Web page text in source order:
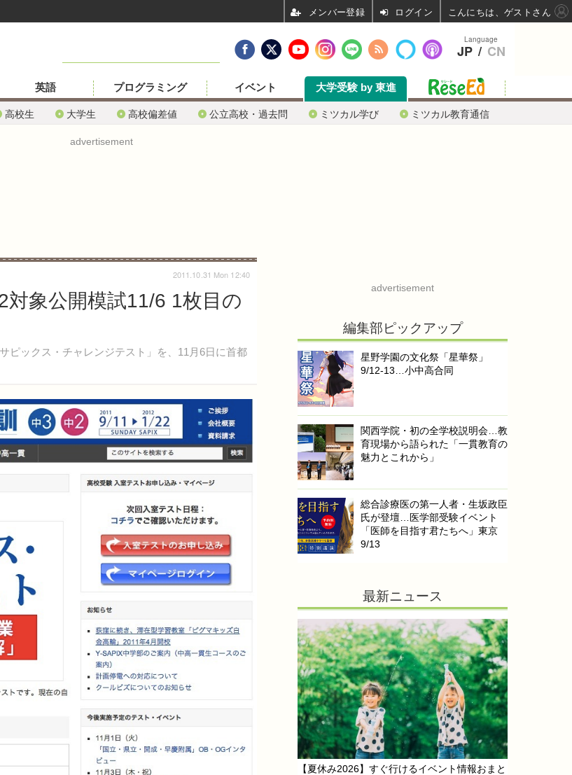
高校生 大学生 高校偏差値 公立高校・過去問 ミツカル学び ミツカル教育通信
英語 プログラミング イベント 大学受験 by 東進
advertisement
象公開模試11/6 1枚目の
ピックス・チャレンジテスト」を、11月6日に首都
2011.10.31 Mon 12:40
advertisement
編集部ピックアップ
星野学園の文化祭「星華祭」
9/12-13…小中高合同
関西学院・初の全学校説明会…教
育現場から語られた「一貫教育の
魅力とこれから」
総合診療医の第一人者・生坂政臣
氏が登壇…医学部受験イベント
「医師を目指す君たちへ」東京
9/13
最新ニュース
【夏休み2026】すぐ行けるイベント情報おまと
Language
JP / CN
ログイン こんにちは、ゲストさん